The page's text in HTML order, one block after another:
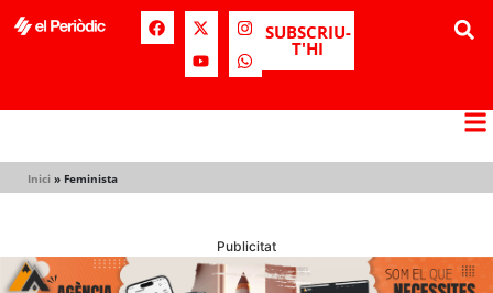
SUBSCRIU-
T'HI
Inici » Feminista
Publicitat